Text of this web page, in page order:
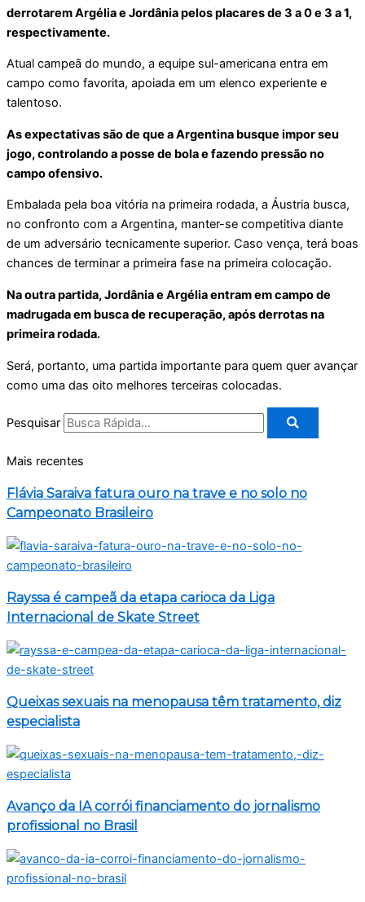
derrotarem Argélia e Jordânia pelos placares de 3 a 0 e 3 a 1,
respectivamente.
Atual campeã do mundo, a equipe sul-americana entra em
campo como favorita, apoiada em um elenco experiente e
talentoso.
As expectativas são de que a Argentina busque impor seu
jogo, controlando a posse de bola e fazendo pressão no
campo ofensivo.
Embalada pela boa vitória na primeira rodada, a Áustria busca,
no confronto com a Argentina, manter-se competitiva diante
de um adversário tecnicamente superior. Caso vença, terá boas
chances de terminar a primeira fase na primeira colocação.
Na outra partida, Jordânia e Argélia entram em campo de
madrugada em busca de recuperação, após derrotas na
primeira rodada.
Será, portanto, uma partida importante para quem quer avançar
como uma das oito melhores terceiras colocadas.
Pesquisar
Mais recentes
Flávia Saraiva fatura ouro na trave e no solo no
Campeonato Brasileiro
Rayssa é campeã da etapa carioca da Liga
Internacional de Skate Street
Queixas sexuais na menopausa têm tratamento, diz
especialista
Avanço da IA corrói financiamento do jornalismo
profissional no Brasil